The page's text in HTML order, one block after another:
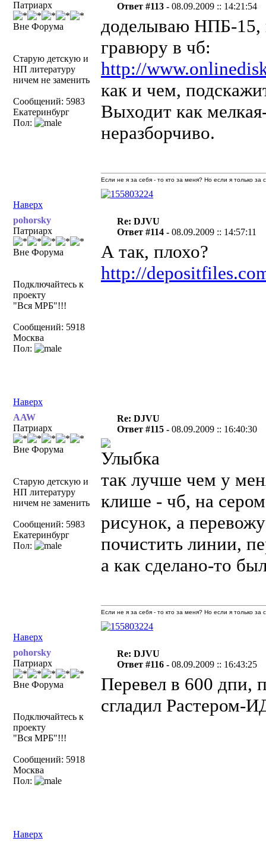
Патриарх
Вне Форума
Старую детскую и
НП литературу
ничем не заменить
Сообщений: 5983
Екатеринбург
Пол:
Ответ #113 -08.09.2009 :: 14:21:54
доделываю НПБ-15,
гравюру в чб:
http://
как и чем,
Выходит как
неразборчиво.
Наверх
Если не я за себя - то кто за меня? Но если я только
pohorsky
Патриарх
Вне Форума
Подключайтесь к
проекту
"Вся МРБ"!!!
Сообщений: 5918
Москва
Пол:
Re: DJVU
Ответ #114 -08.09.2009 :: 14:57:11
А так, плохо?
http://
Наверх
AAW
Патриарх
Вне Форума
Старую детскую и
НП литературу
ничем не заменить
Сообщений: 5983
Екатеринбург
Пол:
Re: DJVU
Ответ #115 -08.09.2009 :: 16:40:30
так лучше чем у
клише - чб, на
рисунок, а
почистить линии,
а как сделано-то
Наверх
Если не я за себя - то кто за меня? Но если я только
pohorsky
Патриарх
Вне Форума
Подключайтесь к
проекту
"Вся МРБ"!!!
Сообщений: 5918
Москва
Пол:
Re: DJVU
Ответ #116 -08.09.2009 :: 16:43:25
Перевел в 600 дпи,
сгладил Растером-
Наверх